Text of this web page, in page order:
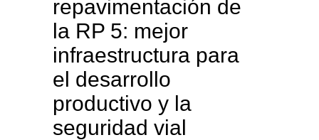
repavimentación de
la RP 5: mejor
infraestructura para
el desarrollo
productivo y la
seguridad vial